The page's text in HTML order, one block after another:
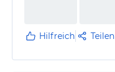
Hilfreich Teilen